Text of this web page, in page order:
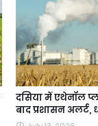
दसिया में एथेनॉल
बाद प्रशासन अलर्ट,